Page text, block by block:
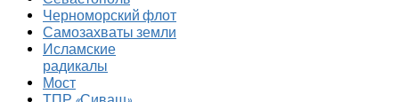
Черноморский флот
Самозахваты земли
Исламские
радикалы
Мост